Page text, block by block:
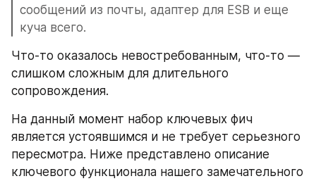
сообщений из почты, адаптер для ESB и еще
куча всего.
Что-то оказалось невостребованным, что-то —
слишком сложным для длительного
сопровождения.
На данный момент набор ключевых фич
является устоявшимся и не требует серьезного
пересмотра. Ниже представлено описание
ключевого функционала нашего замечательного